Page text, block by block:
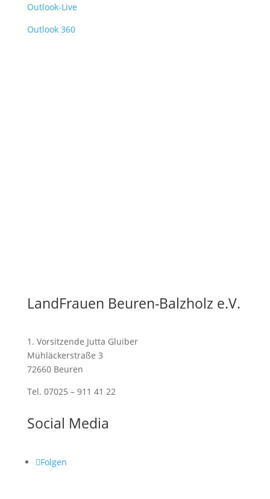
Outlook-Live
Outlook 360
LandFrauen Beuren-Balzholz e.V.
1. Vorsitzende Jutta Gluiber
Mühläckerstraße 3
72660 Beuren
Tel. 07025 – 911 41 22
Social Media
Folgen